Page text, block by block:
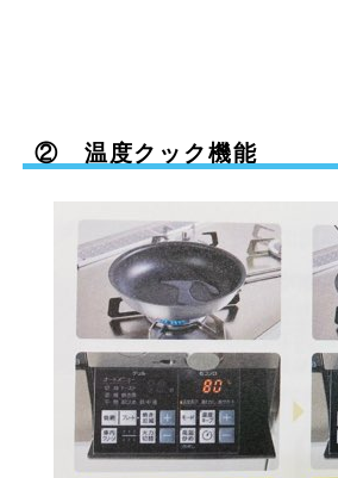
② 温度クック機能